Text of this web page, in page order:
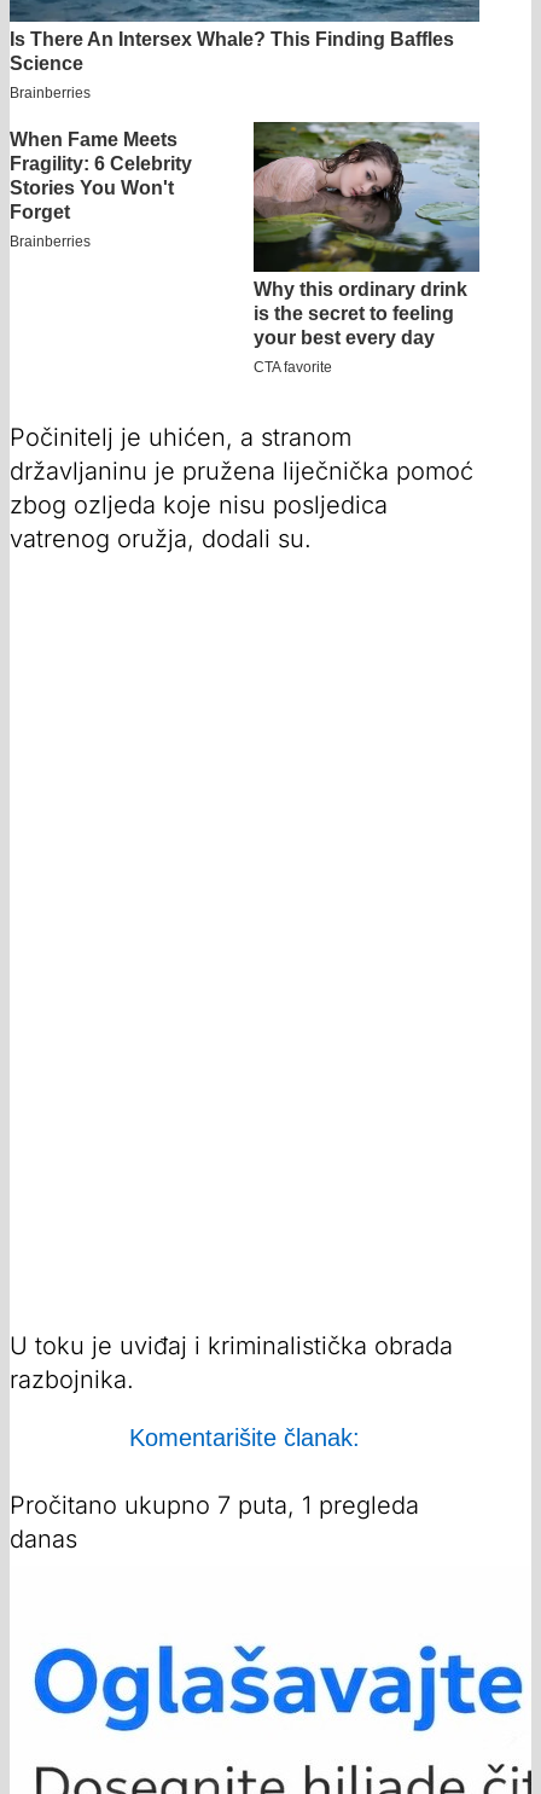
Počinitelj je uhićen, a stranom
državljaninu je pružena liječnička pomoć
zbog ozljeda koje nisu posljedica
vatrenog oružja, dodali su.
U toku je uviđaj i kriminalistička obrada
razbojnika.
Komentarišite članak:
Pročitano ukupno 7 puta, 1 pregleda
danas